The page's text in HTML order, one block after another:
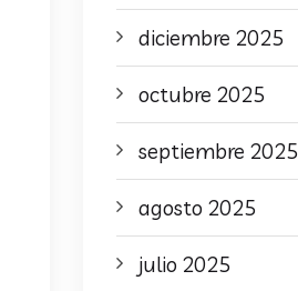
diciembre 2025
octubre 2025
septiembre 2025
agosto 2025
julio 2025